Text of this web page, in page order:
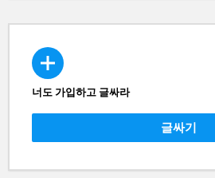
CREATE
너도 가입하고 글싸라
글싸기